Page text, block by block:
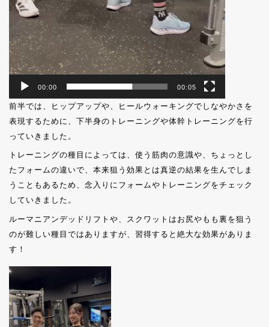
00:00 00:05
前半では、ヒップアップや、ヒールウォーキングでしなやかさを
表現するために、下半身のトレーニングや体幹トレーニングを行
っていきました。
トレーニングの種目によっては、使う筋肉の意識や、ちょっとし
たフォームの違いで、本来狙う効果とは真逆の結果を生んでしま
うこともあるため、念入りにフォームやトレーニングをチェック
していきました。
ルーマニアンデッドリフトや、スクワットはお尻やもも裏を狙う
のが難しい種目ではありますが、習得すると絶大な効果がありま
す！